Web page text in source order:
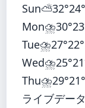
Sun⛅32°24°
Mon⛈️30°
Tue⛈️27°22°
Wed⛈️25°
Thu⛈️29°21°
ライブデー